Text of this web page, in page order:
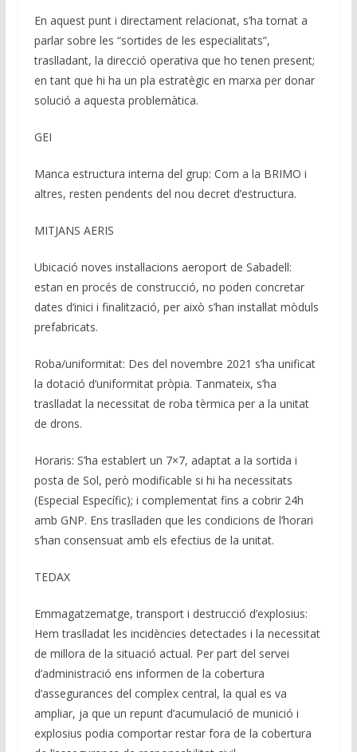
En aquest punt i directament relacionat, s’ha tornat a
parlar sobre les “sortides de les especialitats”,
traslladant, la direcció operativa que ho tenen present;
en tant que hi ha un pla estratègic en marxa per donar
solució a aquesta problemàtica.
GEI
Manca estructura interna del grup: Com a la BRIMO i
altres, resten pendents del nou decret d’estructura.
MITJANS AERIS
Ubicació noves instal·lacions aeroport de Sabadell:
estan en procés de construcció, no poden concretar
dates d’inici i finalització, per això s’han instal·lat mòduls
prefabricats.
Roba/uniformitat: Des del novembre 2021 s’ha unificat
la dotació d’uniformitat pròpia. Tanmateix, s’ha
traslladat la necessitat de roba tèrmica per a la unitat
de drons.
Horaris: S’ha establert un 7×7, adaptat a la sortida i
posta de Sol, però modificable si hi ha necessitats
(Especial Específic); i complementat fins a cobrir 24h
amb GNP. Ens traslladen que les condicions de l’horari
s’han consensuat amb els efectius de la unitat.
TEDAX
Emmagatzematge, transport i destrucció d’explosius:
Hem traslladat les incidències detectades i la necessitat
de millora de la situació actual. Per part del servei
d’administració ens informen de la cobertura
d’assegurances del complex central, la qual es va
ampliar, ja que un repunt d’acumulació de munició i
explosius podia comportar restar fora de la cobertura